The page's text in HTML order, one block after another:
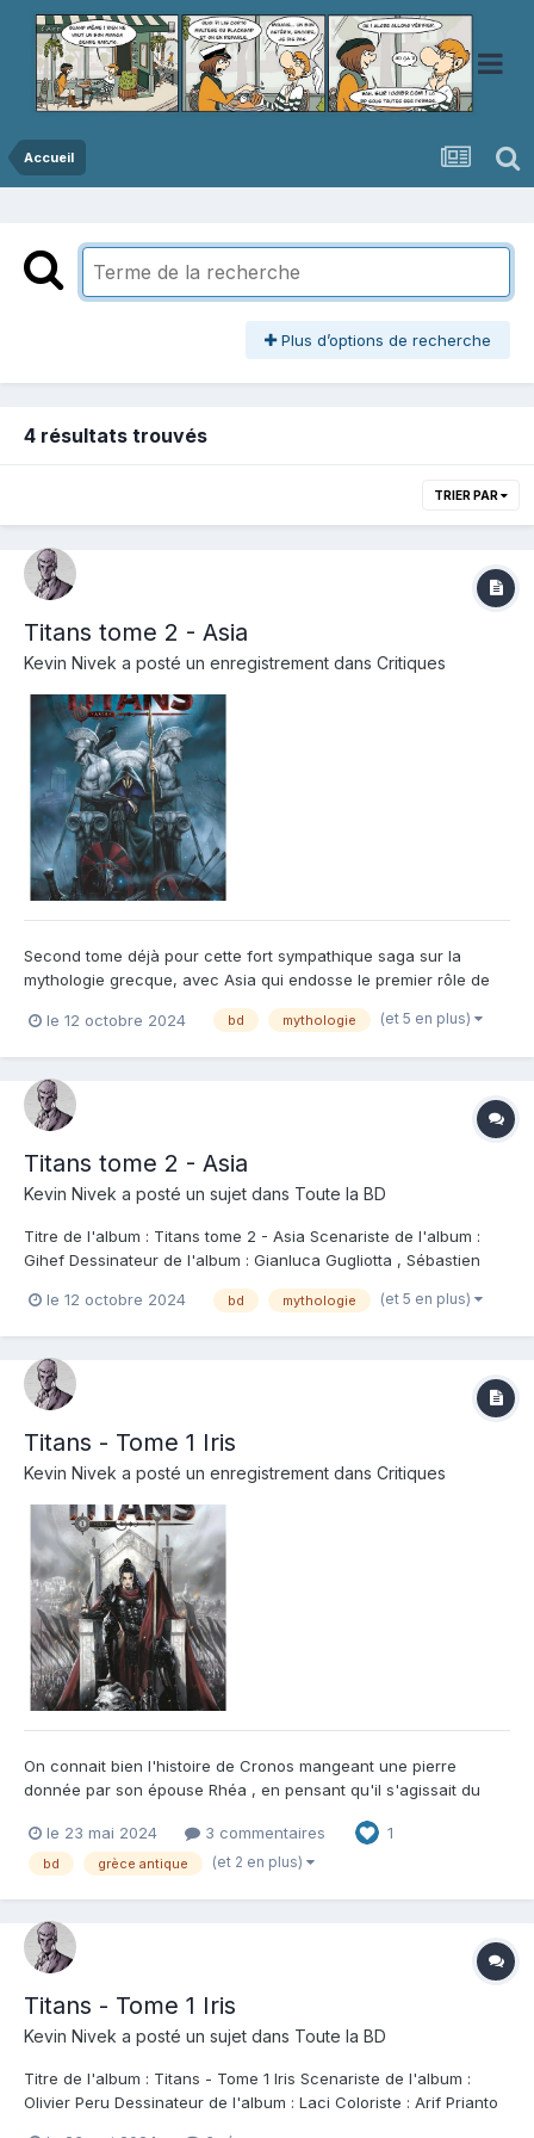
Accueil
Plus d’options de recherche
4 résultats trouvés
TRIER PAR
Titans tome 2 - Asia
Kevin Nivek a posté un enregistrement dans Critiques
Second tome déjà pour cette fort sympathique saga sur la
mythologie grecque, avec Asia qui endosse le premier rôle de
années avant le premier album, cette histoire est indépendante
le 12 octobre 2024 bd mythologie (et 5 en plus)
Titans tome 2 - Asia
Kevin Nivek a posté un sujet dans Toute la BD
Titre de l'album : Titans tome 2 - Asia Scenariste de l'album :
Gihef Dessinateur de l'album : Gianluca Gugliotta , Sébastien
: Résumé de l'album : BAFOUÉE PAR ARÈS, ASIA VA DÉCHAÎNER
le 12 octobre 2024 bd mythologie (et 5 en plus)
Titans - Tome 1 Iris
Kevin Nivek a posté un enregistrement dans Critiques
On connait bien l'histoire de Cronos mangeant une pierre
donnée par son épouse Rhéa , en pensant qu'il s'agissait du
,entreprit sa vengeance à l'âge adulte en déclarant la guerre
aux titans menés par Cronos lui-même , la fameuse Titanom...
le 23 mai 2024 3 commentaires 1
bd grèce antique (et 2 en plus)
Titans - Tome 1 Iris
Kevin Nivek a posté un sujet dans Toute la BD
Titre de l'album : Titans - Tome 1 Iris Scenariste de l'album :
Olivier Peru Dessinateur de l'album : Laci Coloriste : Arif Prianto